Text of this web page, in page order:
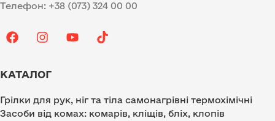
Телефон: +38 (073) 324 00 00
КАТАЛОГ
Грілки для рук, ніг та тіла самонагрівні термохімічні
Засоби від комах: комарів, кліщів, бліх, клопів